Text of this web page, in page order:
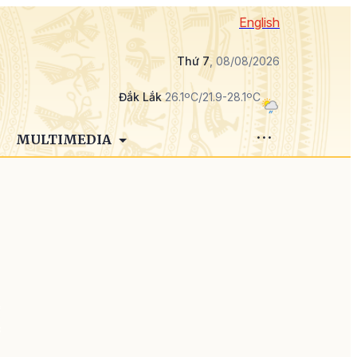
English
Thứ 7, 08/08/2026
Đắk Lắk26.1ºC/21.9-28.1ºC
MULTIMEDIA